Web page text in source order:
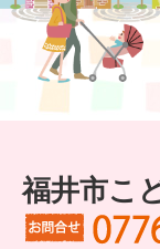
福井市こ
子育て情
食育
お出かけ